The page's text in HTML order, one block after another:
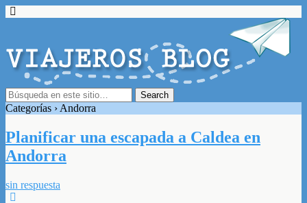
Categorías › Andorra
Planificar una escapada a Caldea en
Andorra
sin respuesta